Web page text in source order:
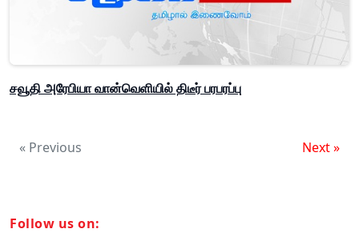
சவூதி அரேபியா வான்வெளியில் திடீர் பரபரப்பு
« Previous Next »
Follow us on: